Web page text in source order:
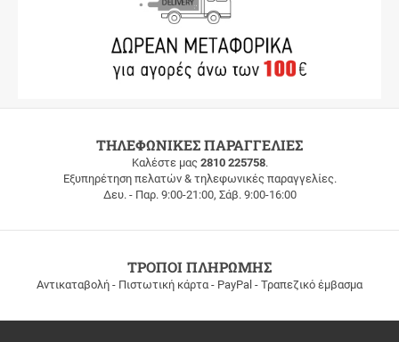
παραγγελίες
ΤΗΛΕΦΩΝΙΚΕΣ ΠΑΡΑΓΓΕΛΙΕΣ
Καλέστε μας 2810 225758.
Εξυπηρέτηση πελατών & τηλεφωνικές παραγγελίες.
Δευ. - Παρ. 9:00-21:00, Σάβ. 9:00-16:00
ΤΡΟΠΟΙ ΠΛΗΡΩΜΗΣ
Αντικαταβολή - Πιστωτική κάρτα - PayPal - Τραπεζικό έμβασμα